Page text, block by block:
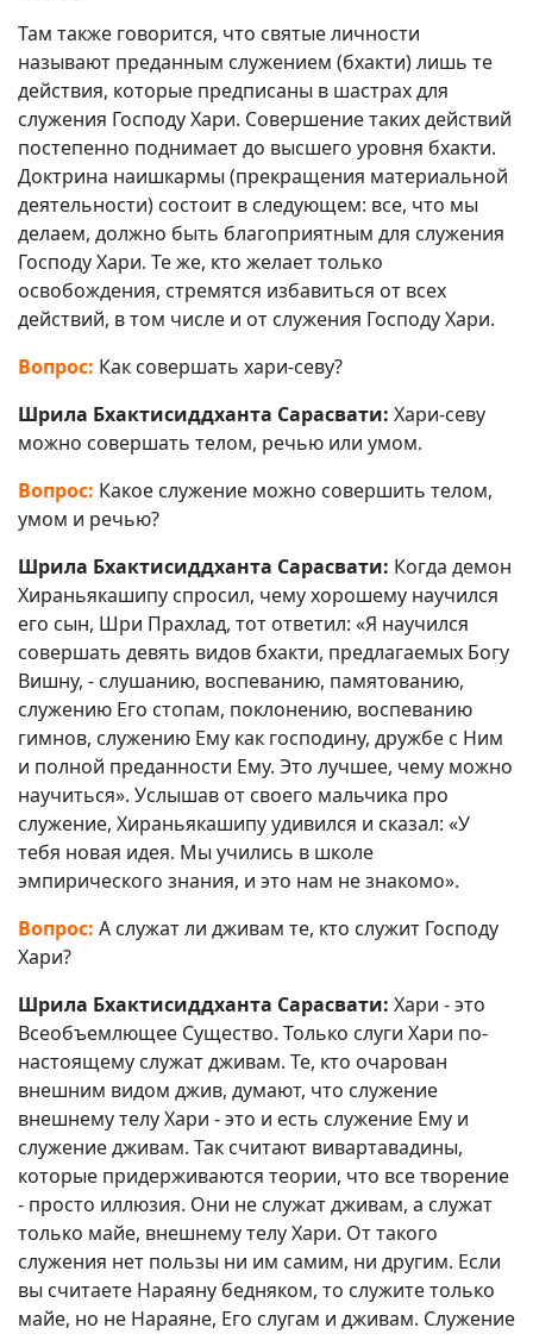
Там также говорится, что святые личности
называют преданным служением (бхакти) лишь те
действия, которые предписаны в шастрах для
служения Господу Хари. Совершение таких действий
постепенно поднимает до высшего уровня бхакти.
Доктрина наишкармы (прекращения материальной
деятельности) состоит в следующем: все, что мы
делаем, должно быть благоприятным для служения
Господу Хари. Те же, кто желает только
освобождения, стремятся избавиться от всех
действий, в том числе и от служения Господу Хари.
Вопрос: Как совершать хари-севу?
Шрила Бхактисиддханта Сарасвати: Хари-севу
можно совершать телом, речью или умом.
Вопрос: Какое служение можно совершить телом,
умом и речью?
Шрила Бхактисиддханта Сарасвати: Когда демон
Хираньякашипу спросил, чему хорошему научился
его сын, Шри Прахлад, тот ответил: «Я научился
совершать девять видов бхакти, предлагаемых Богу
Вишну, - слушанию, воспеванию, памятованию,
служению Его стопам, поклонению, воспеванию
гимнов, служению Ему как господину, дружбе с Ним
и полной преданности Ему. Это лучшее, чему можно
научиться». Услышав от своего мальчика про
служение, Хираньякашипу удивился и сказал: «У
тебя новая идея. Мы учились в школе
эмпирического знания, и это нам не знакомо».
Вопрос: А служат ли дживам те, кто служит Господу
Хари?
Шрила Бхактисиддханта Сарасвати: Хари - это
Всеобъемлющее Существо. Только слуги Хари по-
настоящему служат дживам. Те, кто очарован
внешним видом джив, думают, что служение
внешнему телу Хари - это и есть служение Ему и
служение дживам. Так считают вивартавадины,
которые придерживаются теории, что все творение
- просто иллюзия. Они не служат дживам, а служат
только майе, внешнему телу Хари. От такого
служения нет пользы ни им самим, ни другим. Если
вы считаете Нараяну бедняком, то служите только
майе, но не Нараяне, Его слугам и дживам. Служение